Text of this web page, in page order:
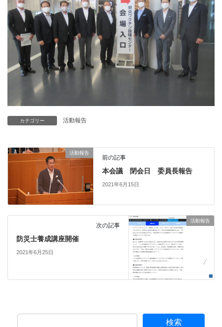
カテゴリー 活動報告
活動報告
前の記事
本会議 閉会日 委員長報告
2021年6月15日
活動報告
次の記事
防災士養成講座開催
2021年6月25日